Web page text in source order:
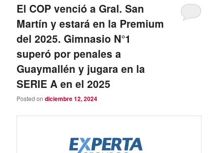
El COP venció a Gral. San
Martín y estará en la Premium
del 2025. Gimnasio N°1
superó por penales a
Guaymallén y jugara en la
SERIE A en el 2025
Posted ondiciembre 12, 2024